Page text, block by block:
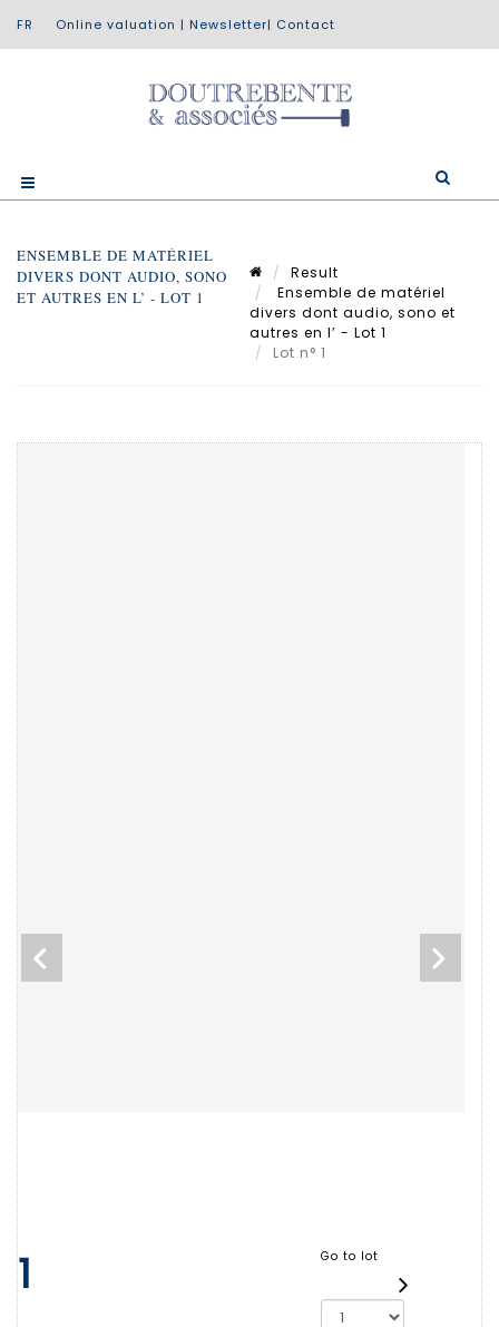
Online valuation | Newsletter| Contact
ENSEMBLE DE MATÉRIEL
DIVERS DONT AUDIO, SONO
ET AUTRES EN L’ - LOT 1
Result
Ensemble de matériel
divers dont audio, sono et
autres en l’ - Lot 1
Lot n° 1
1 Go to lot